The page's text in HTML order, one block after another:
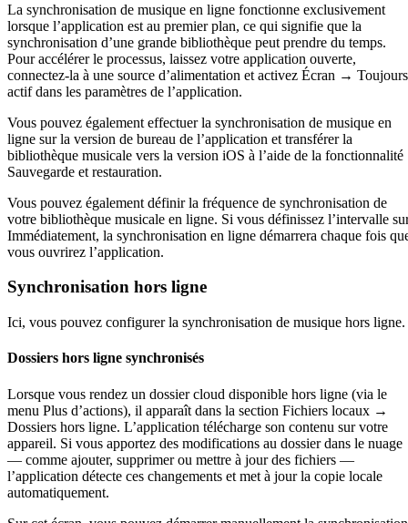
La synchronisation de musique en ligne fonctionne exclusivement
lorsque l’application est au premier plan, ce qui signifie que la
synchronisation d’une grande bibliothèque peut prendre du temps.
Pour accélérer le processus, laissez votre application ouverte,
connectez-la à une source d’alimentation et activez Écran → Toujours
actif dans les paramètres de l’application.
Vous pouvez également effectuer la synchronisation de musique en
ligne sur la version de bureau de l’application et transférer la
bibliothèque musicale vers la version iOS à l’aide de la fonctionnalité
Sauvegarde et restauration.
Vous pouvez également définir la fréquence de synchronisation de
votre bibliothèque musicale en ligne. Si vous définissez l’intervalle
Immédiatement, la synchronisation en ligne démarrera chaque fois
vous ouvrirez l’application.
Synchronisation hors ligne
Ici, vous pouvez configurer la synchronisation de musique hors ligne.
Dossiers hors ligne synchronisés
Lorsque vous rendez un dossier cloud disponible hors ligne (via le
menu Plus d’actions), il apparaît dans la section Fichiers locaux →
Dossiers hors ligne. L’application télécharge son contenu sur votre
appareil. Si vous apportez des modifications au dossier dans le nuage
— comme ajouter, supprimer ou mettre à jour des fichiers —
l’application détecte ces changements et met à jour la copie locale
automatiquement.